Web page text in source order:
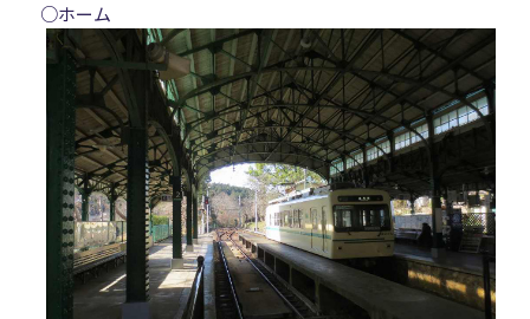
○ホーム